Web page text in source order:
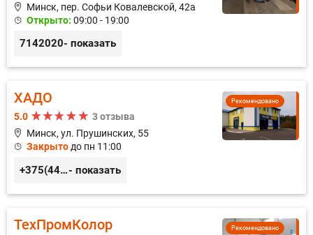
Минск, пер. Софьи Ковалевской, 42а
Открыто: 09:00 - 19:00
7142020- показать
Рекомендовано
ХАДО
5.0
3 отзыва
Минск, ул. Прушинских, 55
Закрыто до пн 11:00
+375(44) 559-27-77- показать
Рекомендовано
ТехПромКолор